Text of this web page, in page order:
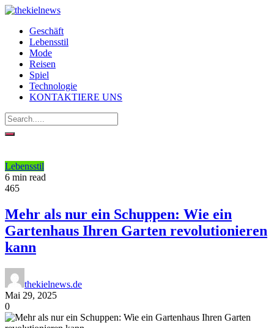
Geschäft
Lebensstil
Mode
Reisen
Spiel
Technologie
KONTAKTIERE UNS
Lebensstil
6 min read
465
Mehr als nur ein Schuppen: Wie ein
Gartenhaus Ihren Garten revolutionieren
kann
thekielnews.de
Mai 29, 2025
0